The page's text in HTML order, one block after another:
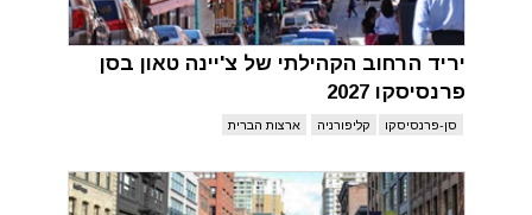
יריד הרחוב הקהילתי של צ'יינה טאון בסן
פרנסיסקו 2027
סן-פרנסיסקו קליפורניה ארצות הברית